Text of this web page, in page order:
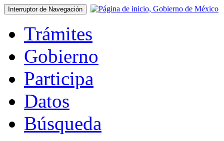
Interruptor de Navegación
Trámites
Gobierno
Participa
Datos
Búsqueda